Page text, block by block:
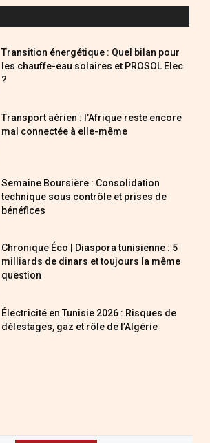
Transition énergétique : Quel bilan pour
les chauffe-eau solaires et PROSOL Elec
?
Transport aérien : l’Afrique reste encore
mal connectée à elle-même
Semaine Boursière : Consolidation
technique sous contrôle et prises de
bénéfices
Chronique Éco | Diaspora tunisienne : 5
milliards de dinars et toujours la même
question
Électricité en Tunisie 2026 : Risques de
délestages, gaz et rôle de l’Algérie